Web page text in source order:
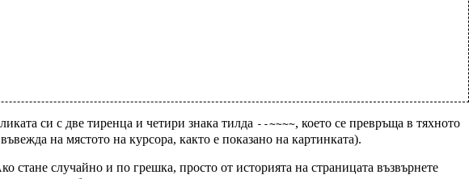
си с две тиренца и четири знака тилда --~~~~, което се превръща в тяхното
на мястото на курсора, както е показано на картинката).
случайно и по грешка, просто от историята на страницата възвърнете